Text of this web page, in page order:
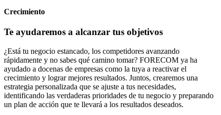
Crecimiento
Te ayudaremos a alcanzar tus objetivos
¿Está tu negocio estancado, los competidores avanzando
rápidamente y no sabes qué camino tomar? FORECOM ya ha
ayudado a docenas de empresas como la tuya a reactivar el
crecimiento y lograr mejores resultados. Juntos, crearemos una
estrategia personalizada que se ajuste a tus necesidades,
identificando las verdaderas prioridades de tu negocio y preparando
un plan de acción que te llevará a los resultados deseados.